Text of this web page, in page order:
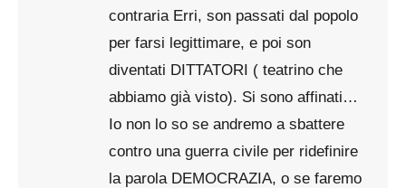
contraria Erri, son passati dal popolo
per farsi legittimare, e poi son
diventati DITTATORI ( teatrino che
abbiamo già visto). Si sono affinati…
Io non lo so se andremo a sbattere
contro una guerra civile per ridefinire
la parola DEMOCRAZIA, o se faremo